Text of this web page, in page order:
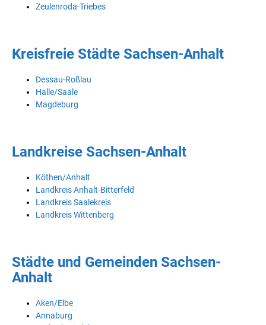
Zeulenroda-Triebes
Kreisfreie Städte Sachsen-Anhalt
Dessau-Roßlau
Halle/Saale
Magdeburg
Landkreise Sachsen-Anhalt
Köthen/Anhalt
Landkreis Anhalt-Bitterfeld
Landkreis Saalekreis
Landkreis Wittenberg
Städte und Gemeinden Sachsen-
Anhalt
Aken/Elbe
Annaburg